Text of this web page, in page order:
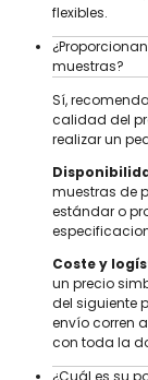
flexibles.
muestras?
Sí,
calidad del
realizar un
muestras de
estándar o
Coste y
un precio
del siguiente
envío corren
con toda la
¿Cuál es su